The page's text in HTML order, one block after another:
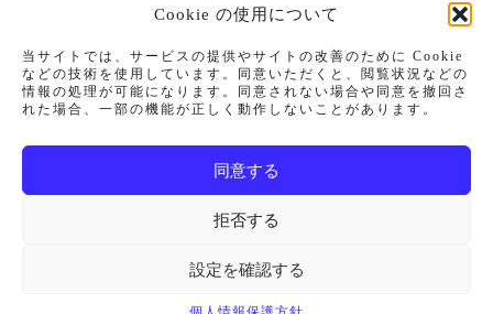
Cookie の使用について
当サイトでは、サービスの提供やサイトの改善のために Cookie
などの技術を使用しています。同意いただくと、閲覧状況などの
情報の処理が可能になります。同意されない場合や同意を撤回さ
れた場合、一部の機能が正しく動作しないことがあります。
同意する
拒否する
設定を確認する
製造業DXサービス
グローバルDXサービス
Dynamics365支援
生成AI活用支援
PowerApps支援
PowerApps CRM/SFAテンプレート
セミナー情報リソースお問い合わせ
サイトマップ